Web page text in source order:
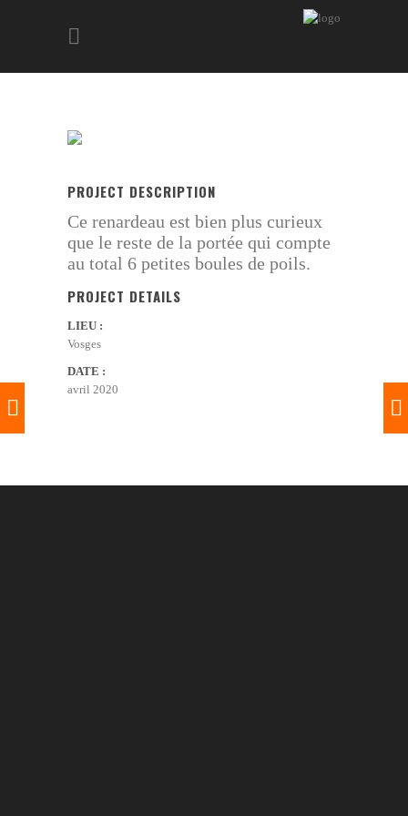
PROJECT DESCRIPTION
Ce renardeau est bien plus curieux
que le reste de la portée qui compte
au total 6 petites boules de poils.
PROJECT DETAILS
LIEU :
Vosges
DATE :
avril 2020